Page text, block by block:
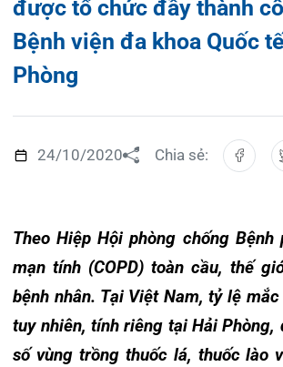
24/10/2020
Theo Hiệp Hội phòng chống Bệnh phổi tắc
mạn tính (COPD) toàn cầu, thế giới có
số vùng trồng thuốc lá, thuốc lào và ô
trường … nên tỷ lệ mắc COPD là 7.8%.
trạng đáng lo ngại về COPD, thế giới
ngày thứ 4, tuần thứ 3 của tháng 11 là
toàn cầu.